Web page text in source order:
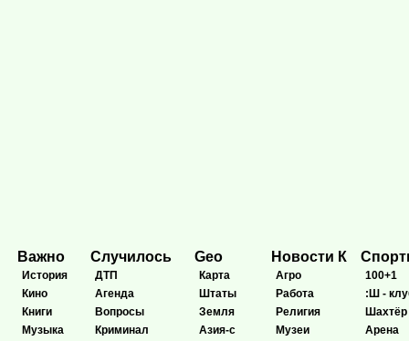
Важно
История
Кино
Книги
Музыка
Случилось
ДТП
Агенда
Вопросы
Криминал
Geo
Карта
Штаты
Земля
Азия-с
Новости К
Агро
Работа
Религия
Музеи
100+1
:Ш -
Шахтёр
Арена